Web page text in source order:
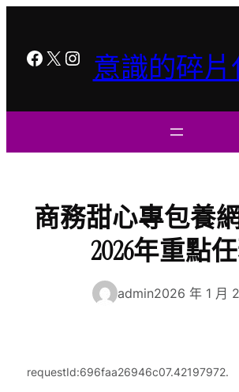
容
Facebook
X Instagram
意識的碎片
商務甜心專包養
2026年重點
admin2026 年 1 月
requestId:696faa26946c07.42197972.